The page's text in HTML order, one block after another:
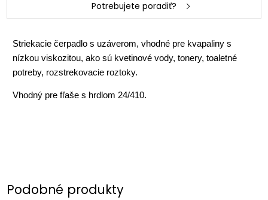
Potrebujete poradiť?
Striekacie čerpadlo s uzáverom, vhodné pre kvapaliny s
nízkou viskozitou, ako sú kvetinové vody, tonery, toaletné
potreby, rozstrekovacie roztoky.
Vhodný pre fľaše s hrdlom 24/410.
Podobné produkty